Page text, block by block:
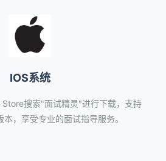
IOS系统
搜索"面试精灵"进行下载，支持
，享受专业的面试指导服务。